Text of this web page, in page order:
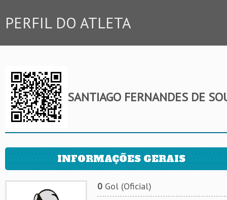
PERFIL DO ATLETA
SANTIAGO FERNANDES DE
INFORMAÇÕES GERAIS
0Gol (Oficial)